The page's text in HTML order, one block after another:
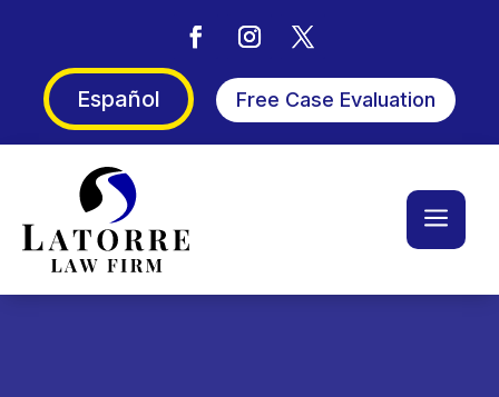
Español Free Case Evaluation
a